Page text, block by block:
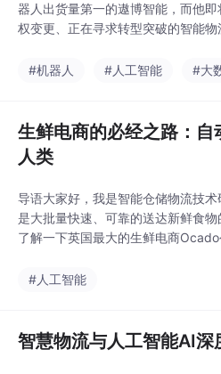
器人出货量第一的遨博智能，而他
权变更、正在寻求转型突破的智能
能，当政策红利为产业整合开绿灯
#机器人 #人工智能 #大
生鲜电商的必经之路：
人类
导语大家好，我是智能仓储物流技
是大批量快速、可靠的送达新鲜食
了解一下英国最大的生鲜电商
#人工智能
智慧物流与人工智能AI深